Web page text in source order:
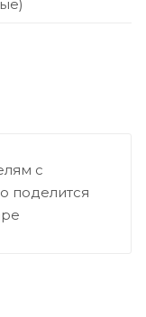
с
поделится